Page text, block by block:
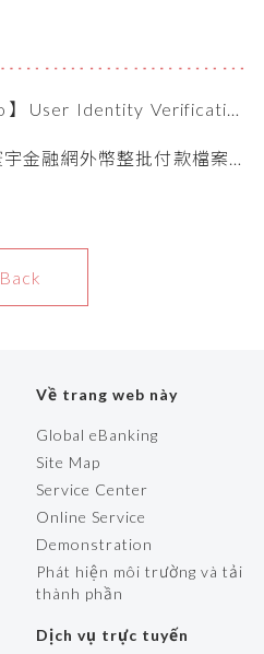
Back
Về trang web này
Global eBanking
Site Map
Service Center
Online Service
Demonstration
Phát hiện môi trường và tải
thành phần
Dịch vụ trực tuyến